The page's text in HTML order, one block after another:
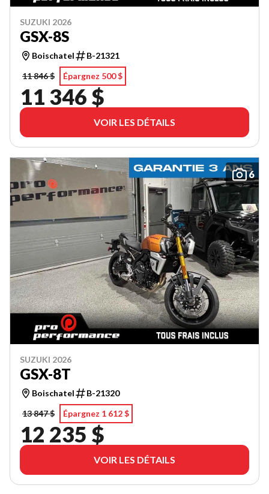
SUZUKI 2026
GSX-8S
Boischatel
B-21321
11 846 $
Épargnez 500 $
11 346 $
VOIR LES DÉTAILS
6
SUZUKI 2026
GSX-8T
Boischatel
B-21320
13 847 $
Épargnez 1 612 $
12 235 $
VOIR LES DÉTAILS